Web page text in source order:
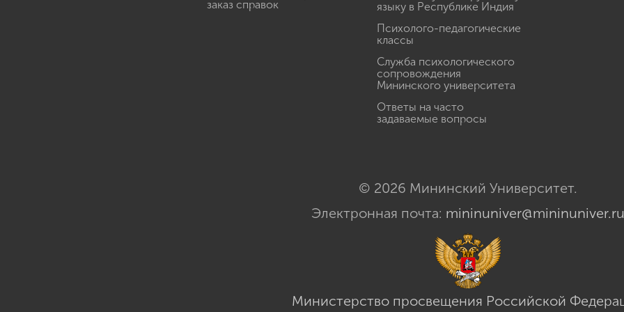
заказ справок
языку в Республике Индия
Психолого-педагогические
классы
Служба психологического
сопровождения
Мининского университета
Ответы на часто
задаваемые вопросы
© 2026 Мининский Университет.
Электронная почта: mininuniver@mininuniver.ru
Министерство просвещения Российской